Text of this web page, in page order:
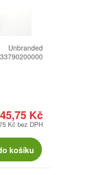
Unbranded
Kč
Kč bez DPH
košíku